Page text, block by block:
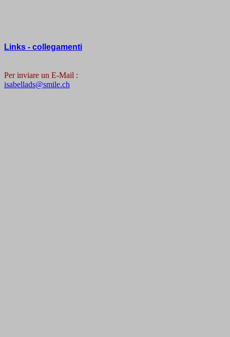
Links - collegamenti
Per inviare un E-Mail :
isabellads@smile.ch